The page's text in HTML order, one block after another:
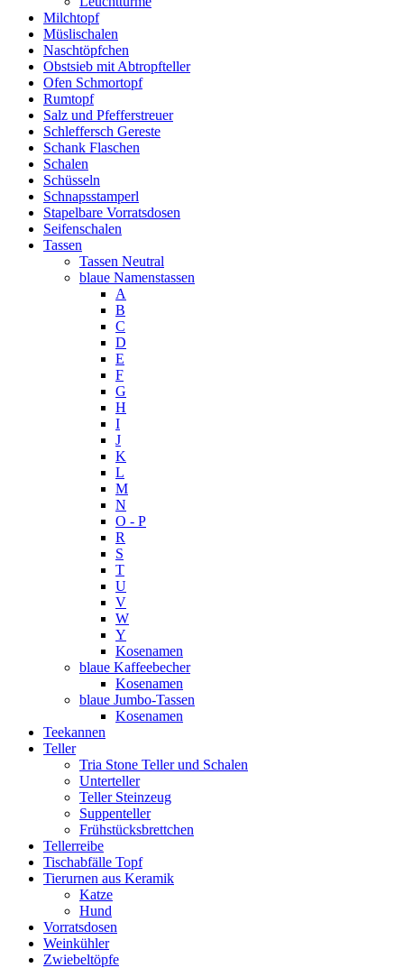
Milchtopf
Müslischalen
Naschtöpfchen
Obstsieb mit Abtropfteller
Ofen Schmortopf
Rumtopf
Salz und Pfefferstreuer
Schleffersch Gereste
Schank Flaschen
Schalen
Schüsseln
Schnapsstamperl
Stapelbare Vorratsdosen
Seifenschalen
Tassen
Tassen Neutral
blaue Namenstassen
A
B
C
D
E
F
G
H
I
J
K
L
M
N
O - P
R
S
T
U
V
W
Y
Kosenamen
blaue Kaffeebecher
Kosenamen
blaue Jumbo-Tassen
Kosenamen
Teekannen
Teller
Tria Stone Teller und Schalen
Unterteller
Teller Steinzeug
Suppenteller
Frühstücksbrettchen
Tellerreibe
Tischabfälle Topf
Tierurnen aus Keramik
Katze
Hund
Vorratsdosen
Weinkühler
Zwiebeltöpfe